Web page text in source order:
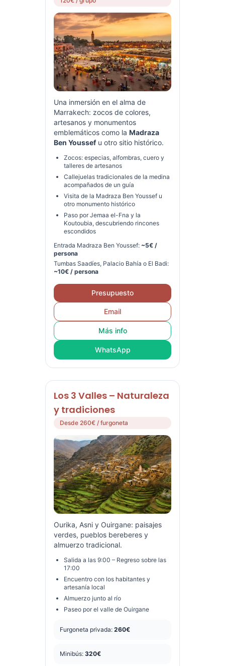
Una inmersión en el alma de
Marrakech: zocos de colores,
artesanos y monumentos
emblemáticos como la Madraza
Ben Youssefu otro sitio histórico.
Zocos: especias, alfombras, cuero y
talleres de artesanos
Callejuelas tradicionales de la medina
acompañados de un guía
Visita de la Madraza Ben Youssef u
otro monumento histórico
Paso por Jemaa el-Fna y la
Koutoubia, descubriendo rincones
escondidos
Entrada Madraza Ben Youssef: ~5€ /
persona
Tumbas Saadíes, Palacio Bahía o El Badi:
~10€ / persona
Presupuesto
Email
Más info
WhatsApp
Los 3 Valles – Naturaleza
y tradiciones
Desde 260€ / furgoneta
Ourika, Asni y Ouirgane: paisajes
verdes, pueblos bereberes y
almuerzo tradicional.
Salida a las 9:00 – Regreso sobre las
17:00
Encuentro con los habitantes y
artesanía local
Almuerzo junto al río
Paseo por el valle de Ouirgane
Furgoneta privada: 260€
Minibús: 320€